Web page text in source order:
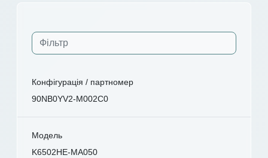
Конфігурація / партномер
90NB0YV2-M002C0
Модель
K6502HE-MA050